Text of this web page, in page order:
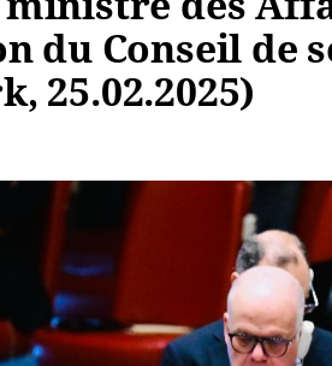
du Conseil de
25.02.2025)